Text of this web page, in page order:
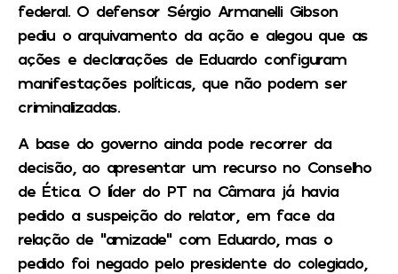
federal. O defensor Sérgio Armanelli Gibson
pediu o arquivamento da ação e alegou que as
ações e declarações de Eduardo configuram
manifestações políticas, que não podem ser
criminalizadas.
A base do governo ainda pode recorrer da
decisão, ao apresentar um recurso no Conselho
de Ética. O líder do PT na Câmara já havia
pedido a suspeição do relator, em face da
relação de “amizade” com Eduardo, mas o
pedido foi negado pelo presidente do colegiado,